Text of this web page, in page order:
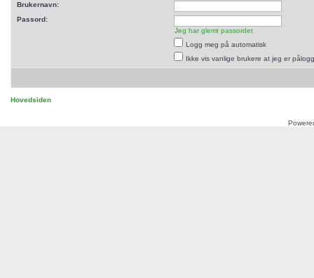
Brukernavn:
Passord:
Jeg har glemt passordet
Logg meg på automatisk
Ikke vis vanlige brukere at jeg er
Hovedsiden